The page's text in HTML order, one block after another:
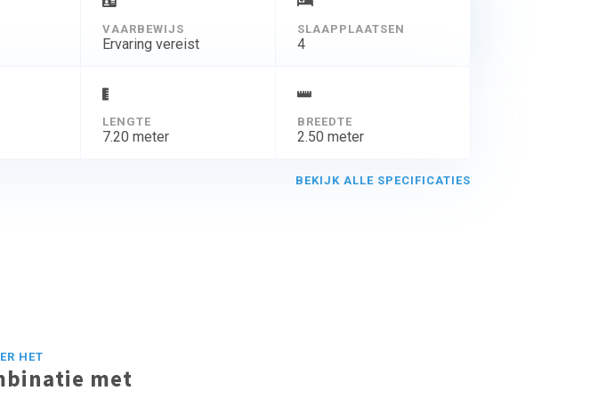
VAARBEWIJS
Ervaring vereist
SLAAPPLAATSEN
4
LENGTE
7.20 meter
BREEDTE
2.50 meter
BEKIJK ALLE SPECIFICATIES
HET
met